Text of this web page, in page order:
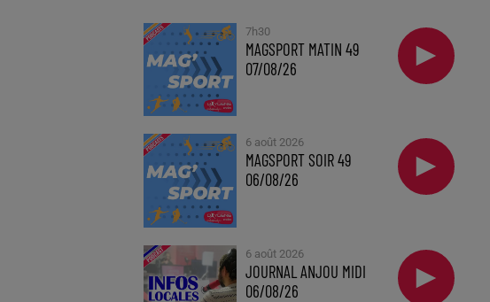
7h30
MAGSPORT MATIN 49
07/08/26
6 août 2026
MAGSPORT SOIR 49
06/08/26
6 août 2026
JOURNAL ANJOU MIDI
06/08/26